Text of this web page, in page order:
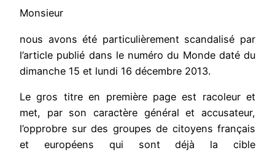
Monsieur
nous avons été particulièrement scandalisé par
l’article publié dans le numéro du Monde daté du
dimanche 15 et lundi 16 décembre 2013.
Le gros titre en première page est racoleur et
met, par son caractère général et accusateur,
l’opprobre sur des groupes de citoyens français
et européens qui sont déjà la cible